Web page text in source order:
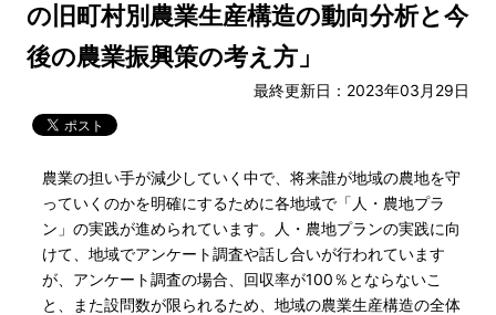
の旧町村別農業生産構造の動向分析と今
後の農業振興策の考え方」
最終更新日：2023年03月29日
農業の担い手が減少していく中で、将来誰が地域の農地を守
っていくのかを明確にするために各地域で「人・農地プラ
ン」の実践が進められています。人・農地プランの実践に向
けて、地域でアンケート調査や話し合いが行われています
が、アンケート調査の場合、回収率が100％とならないこ
と、また設問数が限られるため、地域の農業生産構造の全体